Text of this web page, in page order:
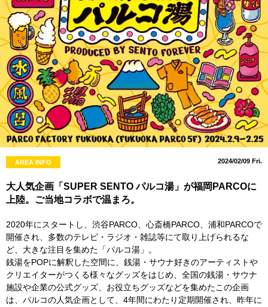
AREA INFO 2024/02/09 Fri.
大人気企画「SUPER SENTO パルコ湯」が福岡PARCOに
上陸。ご当地コラボで温まろ。
2020年にスタートし、渋谷PARCO、心斎橋PARCO、浦和PARCOで
開催され、多数のテレビ・ラジオ・雑誌等にて取り上げられるな
ど、大きな注目を集めた「パルコ湯」。
銭湯をPOPに解釈した空間に、銭湯・サウナ好きのアーティストや
クリエイターがつくる様々なグッズをはじめ、全国の銭湯・サウナ
施設や企業の公式グッズ、お役立ちグッズなどを集めたこの企画
は、パルコの人気企画として、4年間にわたり定期開催され、昨年に